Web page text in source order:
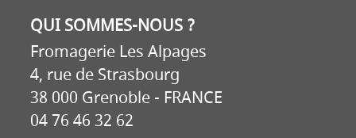
QUI SOMMES-NOUS ?
Fromagerie Les Alpages
4, rue de Strasbourg
38 000 Grenoble - FRANCE
04 76 46 32 62